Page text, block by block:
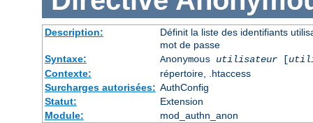
Description:
Définit la liste des identifiants
mot de passe
Syntaxe:
Anonymous utilisateur[
Contexte:
répertoire, .htaccess
Surcharges autorisées: AuthConfig
Statut:
Extension
Module:
mod_authn_anon